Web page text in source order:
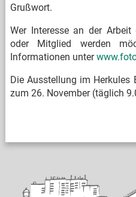
Grußwort.
Wer Interesse an der
oder Mitglied werden
Informationen unter
Die Ausstellung im
zum 26. November (täglich